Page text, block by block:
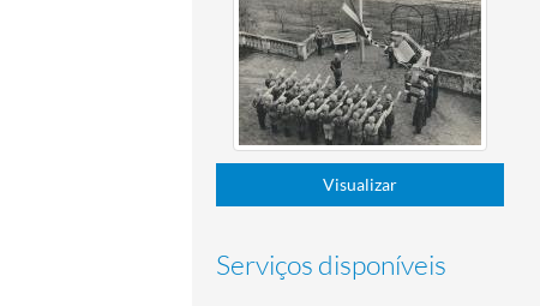
Visualizar
Serviços disponíveis